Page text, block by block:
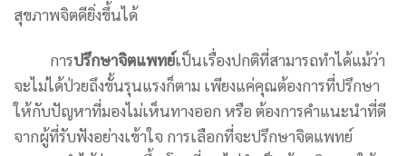
สุขภาพจิตดียิ่งขึ้นได้
การปรึกษาจิตแพทย์เป็นเรื่องปกติที่สามารถทำได้แม้ว่า
จะไม่ได้ป่วยถึงขั้นรุนแรงก็ตาม เพียงแค่คุณต้องการที่ปรึกษา
ให้กับปัญหาที่มองไม่เห็นทางออก หรือ ต้องการคำแนะนำที่ดี
จากผู้ที่รับฟังอย่างเข้าใจ การเลือกที่จะปรึกษาจิตแพทย์